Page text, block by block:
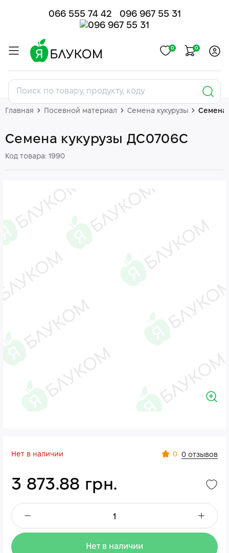
066 555 74 42 096 967 55 31
0 0
Главная Посевной материал Семена кукурузы Семена
Семена кукурузы ДС0706С
Код товара: 1990
Нет в наличии 0 0 отзывов
3 873.88 грн.
Нет в наличии